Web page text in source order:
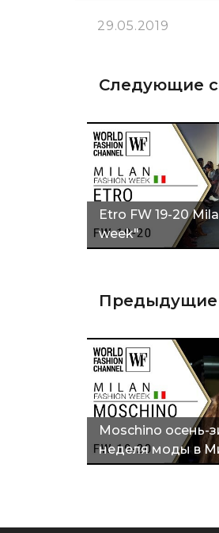
29.05.2019
Следующие
Etro FW 19-20
week"
Предыдущие
Moschino осень-
неделя моды в